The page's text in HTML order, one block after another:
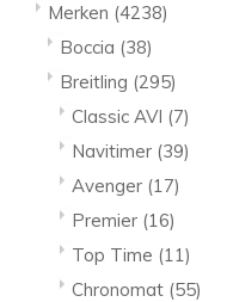
Merken (4238)
Boccia (38)
Breitling (295)
Classic AVI (7)
Navitimer (39)
Avenger (17)
Premier (16)
Top Time (11)
Chronomat (55)